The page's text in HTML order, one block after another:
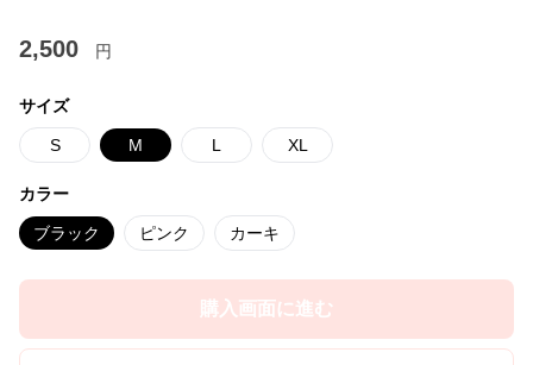
2,500 円
サイズ
S M L XL
カラー
ブラック ピンク カーキ
購入画面に進む